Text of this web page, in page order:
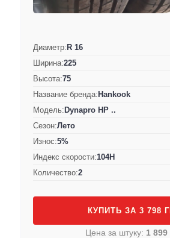
Диаметр:R 16
Ширина:225
Высота:75
Название бренда:Hankook
Модель:Dynapro HP ..
Сезон:Лето
Износ:5%
Индекс скорости:104H
Количество:2
КУПИТЬ ЗА 3 798
Цена за штуку: 1 899